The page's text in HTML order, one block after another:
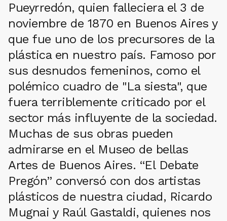
Pueyrredón, quien falleciera el 3 de
noviembre de 1870 en Buenos Aires y
que fue uno de los precursores de la
plástica en nuestro país. Famoso por
sus desnudos femeninos, como el
polémico cuadro de "La siesta", que
fuera terriblemente criticado por el
sector más influyente de la sociedad.
Muchas de sus obras pueden
admirarse en el Museo de bellas
Artes de Buenos Aires. “El Debate
Pregón” conversó con dos artistas
plásticos de nuestra ciudad, Ricardo
Mugnai y Raúl Gastaldi, quienes nos